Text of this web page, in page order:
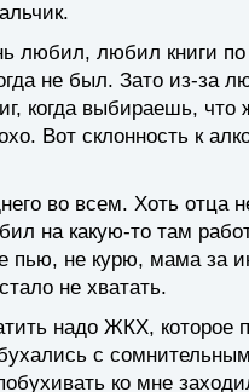
любил, любил книги
не был. Зато из-за
когда выбираешь,
Вот склонность к
во всем. Хоть отца
на какую-то там
пью, не курю, мама за
не хватать.
надо ЖКХ, которое
с
ко мне